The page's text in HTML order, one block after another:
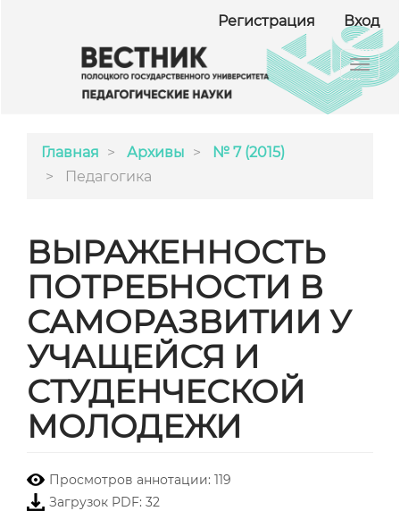
Регистрация Вход
Главная Архивы
№ 7 (2015)
Педагогика
ВЫРАЖЕННОСТЬ
ПОТРЕБНОСТИ В
САМОРАЗВИТИИ У
УЧАЩЕЙСЯ И
СТУДЕНЧЕСКОЙ
МОЛОДЕЖИ
Просмотров аннотации: 119
Загрузок PDF: 32